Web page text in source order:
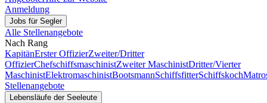
Anmeldung
Jobs für Segler
Alle Stellenangebote
Nach Rang
KapitänErster OffizierZweiter/Dritter
OffizierChefschiffsmaschinistZweiter MaschinistDritter/Vierter
MaschinistElektromaschinistBootsmannSchiffsfitterSchiffskoch
Stellenangebote
Lebensläufe der Seeleute